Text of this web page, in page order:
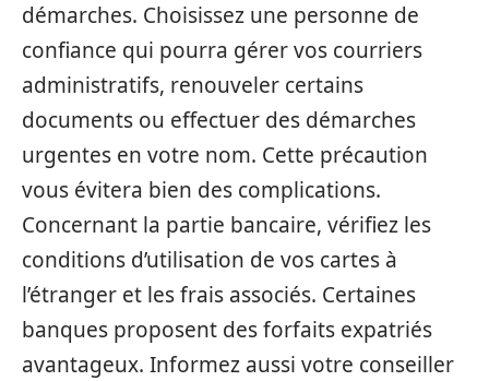
démarches. Choisissez une personne de
confiance qui pourra gérer vos courriers
administratifs, renouveler certains
documents ou effectuer des démarches
urgentes en votre nom. Cette précaution
vous évitera bien des complications.
Concernant la partie bancaire, vérifiez les
conditions d’utilisation de vos cartes à
l’étranger et les frais associés. Certaines
banques proposent des forfaits expatriés
avantageux. Informez aussi votre conseiller